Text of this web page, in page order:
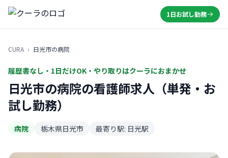
1日お試し勤務
CURA › 日光市の病院
履歴書なし・1日だけOK・やり取りはクーラにおまかせ
日光市の病院の看護師求人（単発・お
試し勤務）
病院 栃木県日光市 最寄り駅: 日光駅